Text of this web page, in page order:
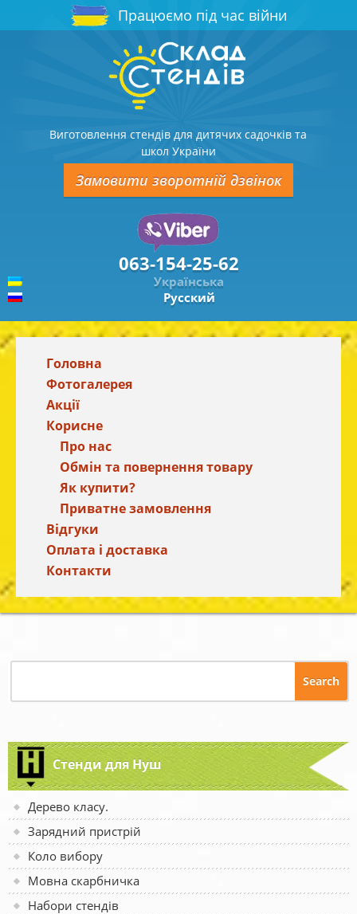
Працюємо під час війни
Виготовлення стендів для дитячих садочків та
школ України
Замовити зворотній дзвінок
063-154-25-62
Українська
Русский
Головна
Фотогалерея
Акції
Корисне
Про нас
Обмін та повернення товару
Як купити?
Приватне замовлення
Відгуки
Оплата і доставка
Контакти
Стенди для Нуш
Дерево класу.
Зарядний пристрій
Коло вибору
Мовна скарбничка
Набори стендів